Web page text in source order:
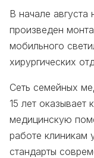
В начале
произведен
мобильного
хирургических
Сеть семейных
15 лет оказывает
медицинскую
работе клиникам
стандарты